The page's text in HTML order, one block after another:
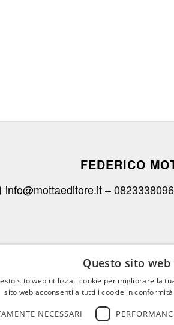
FEDERICO
info@mottaeditore.it–
CHI SIAMO
Questo sito
sito web utilizza i cookie per migliorare la
sito web acconsenti a tutti i cookie in
NECESSARI